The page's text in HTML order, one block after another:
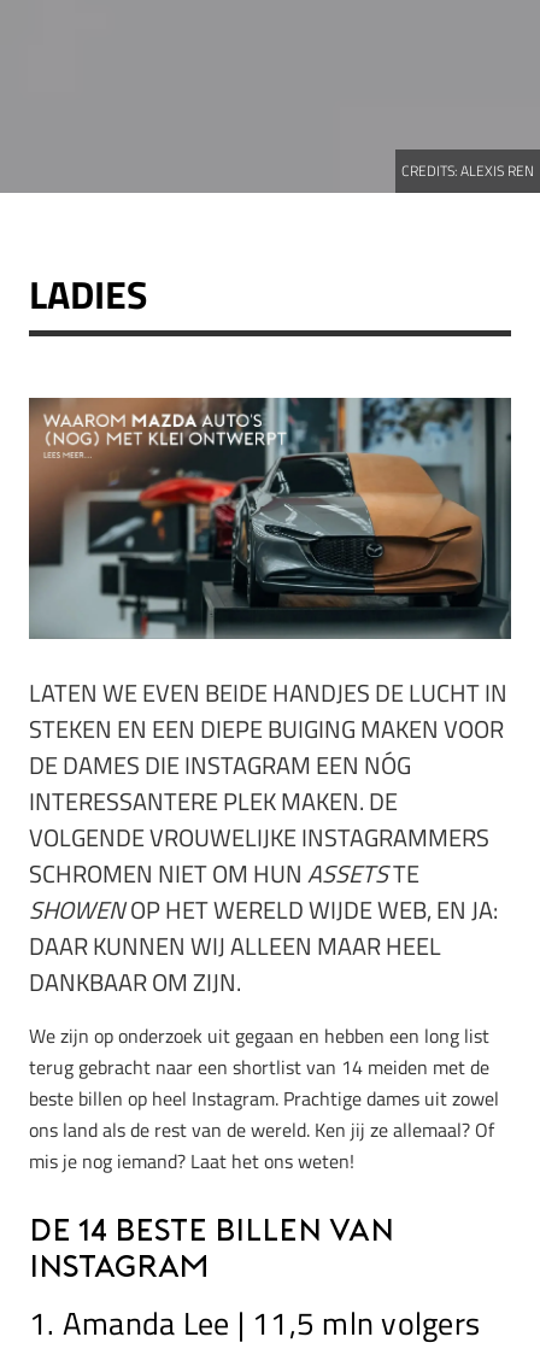
CREDITS:ALEXIS REN
LADIES
LATEN WE EVEN BEIDE HANDJES DE LUCHT IN
STEKEN EN EEN DIEPE BUIGING MAKEN VOOR
DE DAMES DIE INSTAGRAM EEN NÓG
INTERESSANTERE PLEK MAKEN. DE
VOLGENDE VROUWELIJKE INSTAGRAMMERS
SCHROMEN NIET OM HUNASSETSTE
SHOWENOP HET WERELD WIJDE WEB, EN JA:
DAAR KUNNEN WIJ ALLEEN MAAR HEEL
DANKBAAR OM ZIJN.
We zijn op onderzoek uit gegaan en hebben een long list
terug gebracht naar een shortlist van 14 meiden met de
beste billen op heel Instagram. Prachtige dames uit zowel
ons land als de rest van de wereld. Ken jij ze allemaal? Of
mis je nog iemand? Laat het ons weten!
De 14 beste billen van
Instagram
1. Amanda Lee | 11,5 mln volgers